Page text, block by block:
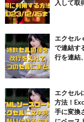
入して取
エクセル
で連結す
行を連結
エクセル
方法！
手に変換